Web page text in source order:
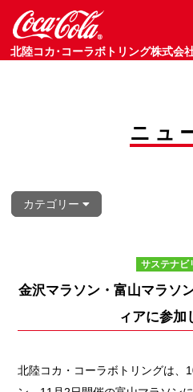
北陸コカ･コーラボトリング株式会
サステナビリティ Sasutainability
ニュ
カテゴリー
サステナビ
金沢マラソン・富山マラソ
ィアに参加
北陸コカ・コーラボトリングは、